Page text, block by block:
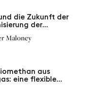
die Zukunft der
der
Maloney
aus
eine flexible